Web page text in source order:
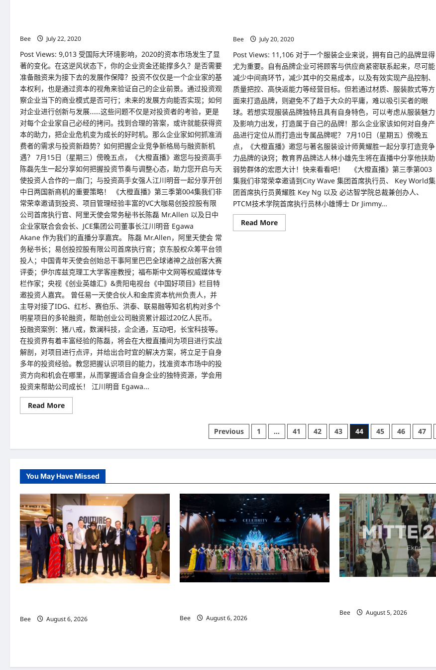
教
育
打
开
以
及
打
造
全
球
市
场
与
企
业
核
动
力?!
新
常
商
业
环
境
下
的
突
围
策
略,
实
现
互
利
共
赢
的
目
的!
Bee
July 22, 2020
Post Views: 9,013 受国际大环境影响，2020的资本市场发生了显
著的变化。在这逆风状态下，你的企业资金还能撑多久？是否需要
准备融资来为接下去的发展作保障？投资不仅仅是一个企业家的基
本权利，也是通过资本的视角来验证自己的企业前景。通过投资观
察企业当下的商业模式是否可行；未来的发展方向能否实现；如何
对企业进行创新与发展……这些问题不仅是对投资者的考验，更是
对每个企业家自己必经的拷问。找到合理的答案，或许就能获得资
本的助力，把企业危机变为成长的好时机。那么企业家如何抓准消
费者的需求与投资新趋势？如何把握企业竞争新格局与融资新机
遇？ 7月15日（星期三）傍晚五点，《大橙直播》邀您与投资高手
陈磊先生一起分享如何把握投资节奏与调整心态，助力您开启与天
使投资人合作的一扇门；与投资高手女强人江川明音一起分享开创
中日两国新商机的重要策略！ 《大橙直播》第三季第004集我们非
常荣幸邀请到投资、项目管理经验丰富的VC大咖易创投控股有限
公司首席执行官、阿里天使会常务秘书长陈磊 Mr.Allen 以及日中
企业家联合会会长、JCE集团公司董事长江川明音 Egawa
Akane 作为我们的直播分享嘉宾。 陈磊 Mr.Allen，阿里天使会 常
务秘书长；易创投控股有限公司首席执行官；京东股权众筹平台领
投人；中国青年天使会创始总干事阿里巴巴全球诸神之战创客大赛
评委；伊尔库兹克理工大学客座教授；福布斯中文网等权威媒体专
栏作家；央视《创业英雄汇》&贵阳电视台《中国好项目》栏目特
邀投资人嘉宾。 曾任易一天使合伙人和金库资本杭州负责人，并
主导对接了IDG、红杉、赛伯乐、洪泰、联易融等知名机构对多个
明星项目的多轮融资，帮助创业公司融资累计超过20亿人民币。
投融资案例：猪八戒，数澜科技，企企通，互动吧，长宝科技等。
在投资界有着丰富经验的陈磊，将会在大橙直播间为项目进行实战
解剖，对项目进行点评，并给出合时宜的解决方案，将立足于自身
多年的投资经验。教您把握认识项目的能力，找准资本市场中的投
资方向和机会在哪里，从而掌握适合自身企业的独特资源，学会用
投资来帮助公司成长！ 江川明音 Egawa...
Read MoreRead
more
条
视
频：
大
直
播
第
季|004
集|
国
际
投
资
高
手
线
上
行
Bee
July 20, 2020
Post Views: 11,106 对于一个服装企业来说，拥有自己的品牌显得
尤为重要。自有品牌企业可将顾客与供应商紧密联系起来，尽可能
减少中间商环节，减少其中的交易成本，以及有效实现产品控制、
质量把控、高快返能力等经营目标。但若通过材质、服装款式等方
面来打造品牌，则避免不了趋于大众的平庸，难以吸引买者的眼
球。若想实现服装品牌独特且具有自身特色，可以考虑从服装魅力
及影响力出发，打造属于自己的品牌！那么企业家该如何对自身产
品进行定位从而打造出专属品牌呢？ 7月10日（星期五）傍晚五
点，《大橙直播》邀您与著名服装设计师黄耀胜一起分享打造竞争
力品牌的诀窍；教育界品牌达人林小雄先生将在直播中分享他扶助
弱势群体的宏愿大计！快来看看吧！ 《大橙直播》第三季第003
集我们非常荣幸邀请到City Wave 集团首席执行员、 Key World集
团首席执行员黄耀胜 Key Ng 以及 必达智学院总裁兼创办人、
PTCM技术学院首席执行员林小雄博士 Dr Jimmy...
Read MoreRead
more
分
享:
扶
弱
宏
远
以
及
何
把
服
装
魅
力
打
造
Posts
pagination
Previous 1 … 41 42 43 44 45 46 47
You May Have Missed
Bee
August 6, 2026
Bee
August 6, 2026
Bee
August 5, 2026